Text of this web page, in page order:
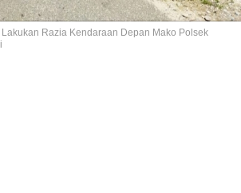
Razia Kendaraan Depan Mako Polsek